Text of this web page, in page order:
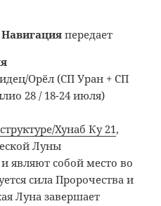
Навигация передает
Орёл (СП Уран + СП
28 / 18-24 июля)
Хунаб Ку 21,
Луны
являют собой место во
сила Пророчества и
Луна завершает